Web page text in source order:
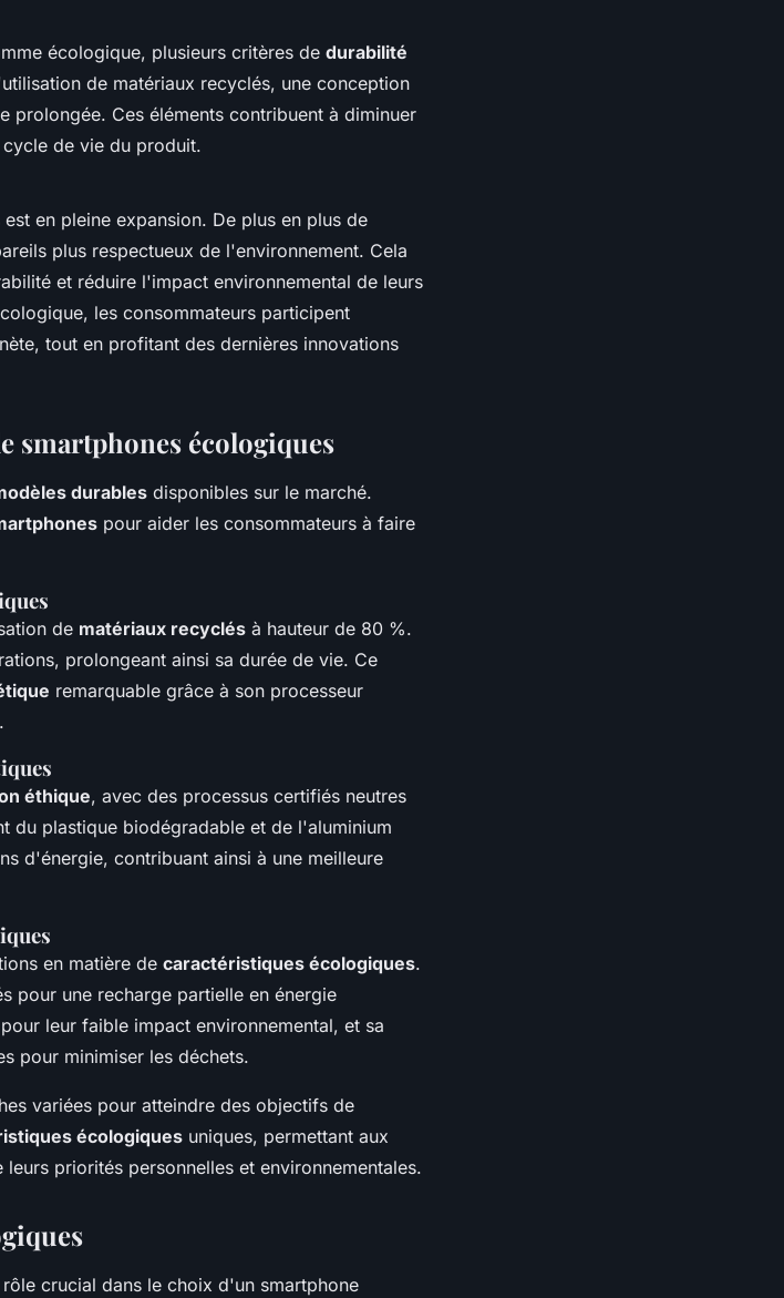
écologique, plusieurs critères de durabilité
de matériaux recyclés, une conception
prolongée. Ces éléments contribuent à diminuer
de vie du produit.
en pleine expansion. De plus en plus de
plus respectueux de l'environnement. Cela
et réduire l'impact environnemental de leurs
les consommateurs participent
tout en profitant des dernières innovations
smartphones écologiques
durables disponibles sur le marché.
pour aider les consommateurs à faire
de matériaux recyclés à hauteur de 80 %.
prolongeant ainsi sa durée de vie. Ce
remarquable grâce à son processeur
éthique, avec des processus certifiés neutres
du plastique biodégradable et de l'aluminium
d'énergie, contribuant ainsi à une meilleure
en matière de caractéristiques écologiques.
pour une recharge partielle en énergie
leur faible impact environnemental, et sa
pour minimiser les déchets.
variées pour atteindre des objectifs de
écologiques uniques, permettant aux
priorités personnelles et environnementales.
rôle crucial dans le choix d'un smartphone